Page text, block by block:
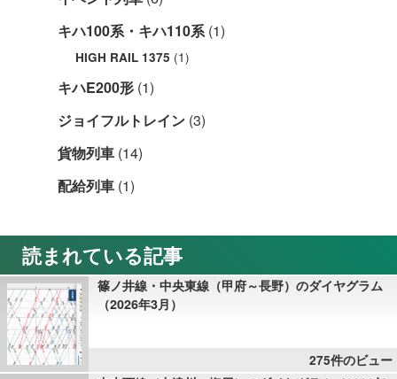
キハ100系・キハ110系(1)
HIGH RAIL 1375 (1)
キハE200形 (1)
ジョイフルトレイン (3)
貨物列車 (14)
配給列車 (1)
読まれている記事
篠ノ井線・中央東線（甲府～長野）のダイヤグラム
（2026年3月）
275件のビュー